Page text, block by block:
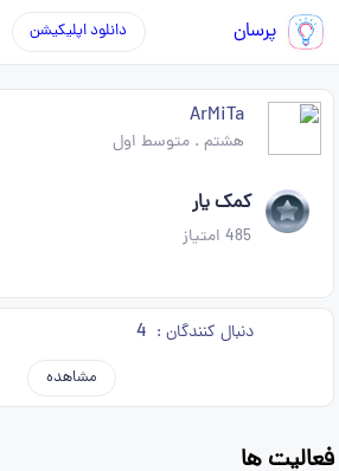
پرسان دانلود اپلیکیشن
ArMiTa
هشتم .متوسط اول
کمک یار
485 امتیاز
دنبال کنندگان : 4
مشاهده
فعالیت ها